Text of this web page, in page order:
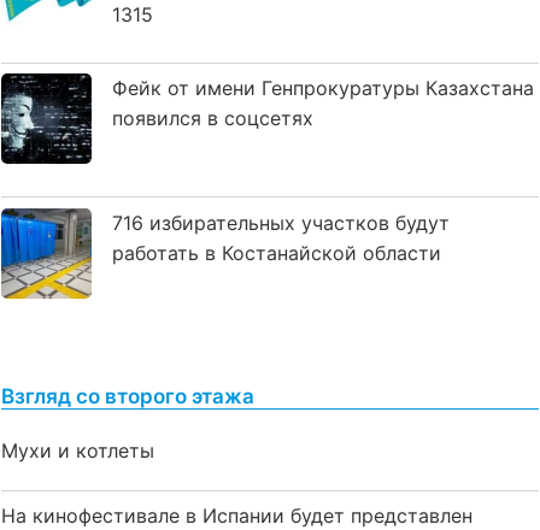
1315
Фейк от имени Генпрокуратуры Казахстана
появился в соцсетях
716 избирательных участков будут
работать в Костанайской области
Взгляд со второго этажа
Мухи и котлеты
На кинофестивале в Испании будет представлен